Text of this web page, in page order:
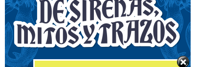
Set Youtube Channel ID